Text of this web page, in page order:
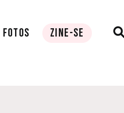
FOTOS ZINE-SE